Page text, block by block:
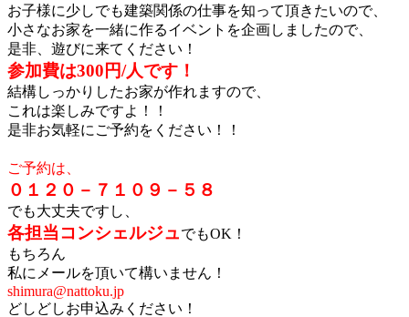
お子様に少しでも建築関係の仕事を知って頂きたいので、
小さなお家を一緒に作るイベントを企画しましたので、
是非、遊びに来てください！
参加費は300円/人です！
結構しっかりしたお家が作れますので、
これは楽しみですよ！！
是非お気軽にご予約をください！！
ご予約は、
０１２０－７１０９－５８
でも大丈夫ですし、
各担当コンシェルジュでもOK！
もちろん
私にメールを頂いて構いません！
shimura@nattoku.jp
どしどしお申込みください！